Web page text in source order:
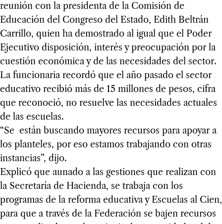
reunión con la presidenta de la Comisión de
Educación del Congreso del Estado, Edith Beltrán
Carrillo, quien ha demostrado al igual que el Poder
Ejecutivo disposición, interés y preocupación por la
cuestión económica y de las necesidades del sector.
La funcionaria recordó que el año pasado el sector
educativo recibió más de 15 millones de pesos, cifra
que reconoció, no resuelve las necesidades actuales
de las escuelas.
“Se están buscando mayores recursos para apoyar a
los planteles, por eso estamos trabajando con otras
instancias”, dijo.
Explicó que aunado a las gestiones que realizan con
la Secretaría de Hacienda, se trabaja con los
programas de la reforma educativa y Escuelas al Cien,
para que a través de la Federación se bajen recursos